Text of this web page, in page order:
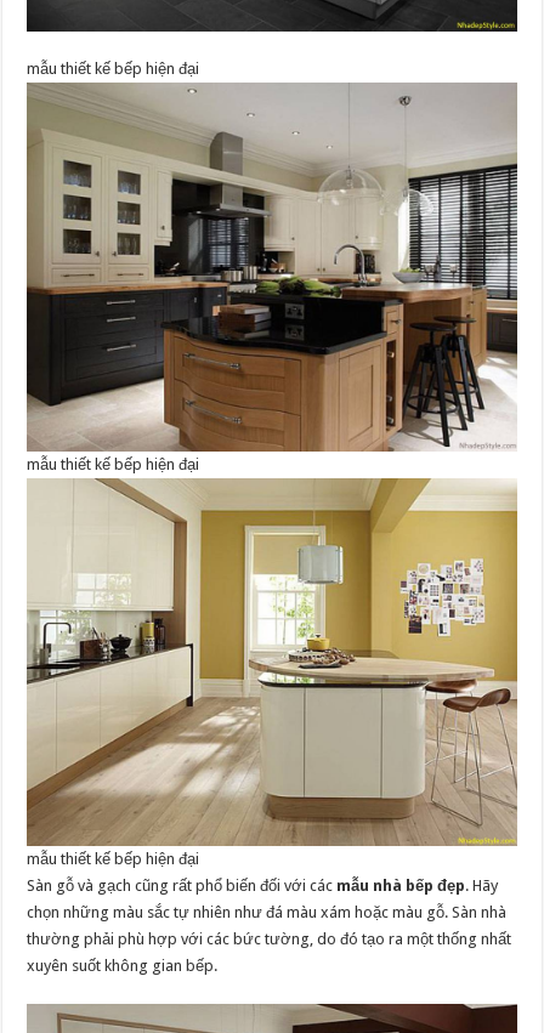
mẫu thiết kế bếp hiện đại
mẫu thiết kế bếp hiện đại
mẫu thiết kế bếp hiện đại
Sàn gỗ và gạch cũng rất phổ biến đối với các mẫu nhà bếp đẹp. Hãy
chọn những màu sắc tự nhiên như đá màu xám hoặc màu gỗ. Sàn nhà
thường phải phù hợp với các bức tường, do đó tạo ra một thống nhất
xuyên suốt không gian bếp.